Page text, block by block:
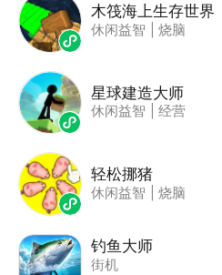
木筏海上生存世界
休闲益智 烧脑
星球建造大师
休闲益智 经营
轻松挪猪
休闲益智 烧脑
钓鱼大师
街机